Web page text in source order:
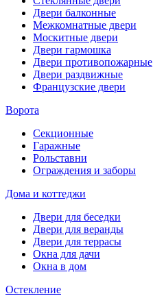
Двери балконные
Межкомнатные двери
Москитные двери
Двери гармошка
Двери противопожарные
Двери раздвижные
Французские двери
Ворота
Секционные
Гаражные
Рольставни
Ограждения и заборы
Дома и коттеджи
Двери для беседки
Двери для веранды
Двери для террасы
Окна для дачи
Окна в дом
Остекление